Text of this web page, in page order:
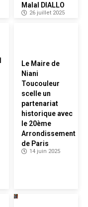
Malal DIALLO
26 juillet 2025
Le Maire de
Niani
Toucouleur
scelle un
partenariat
historique avec
le 20ème
Arrondissement
de Paris
14 juin 2025